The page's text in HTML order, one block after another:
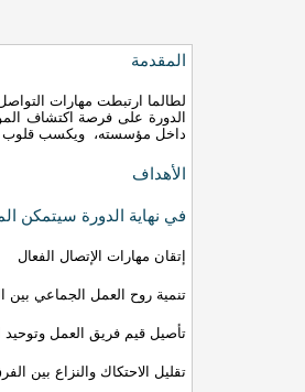
المقدمة
لطالما ارتبطت مهارات
الدورة على فرصة اكتشاف
داخل مؤسسته، ويكسب قلوب
الأهداف
في نهاية الدورة سيتمكن
إتقان مهارات الإتصال الفعال
تنمية روح العمل الجماعي
تأصيل قيم فريق العمل وتوحيد
تقليل الاحتكاك والنزاع بين